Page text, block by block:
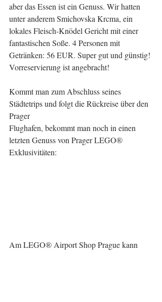
aber das Essen ist ein Genuss. Wir hatten
unter anderem Smichovska Krcma, ein
lokales Fleisch-Knödel Gericht mit einer
fantastischen Soße. 4 Personen mit
Getränken: 56 EUR. Super gut und günstig!
Vorreservierung ist angebracht!
Kommt man zum Abschluss seines
Städtetrips und folgt die Rückreise über den
Prager
Flughafen, bekommt man noch in einen
letzten Genuss von Prager LEGO®
Exklusivitäten:
Am LEGO® Airport Shop Prague kann